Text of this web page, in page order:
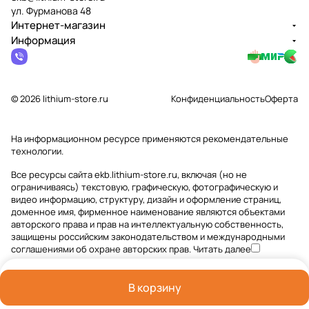
В корзину
ул. Фурманова 48
Интернет-магазин
Информация
© 2026 lithium-store.ru КонфиденциальностьОферта
На информационном ресурсе применяютсярекомендательные
технологии.
Все ресурсы сайта ekb.lithium-store.ru, включая (но не
ограничиваясь) текстовую, графическую, фотографическую и
видео информацию, структуру, дизайн и оформление страниц,
доменное имя, фирменное наименование являются объектами
авторского права и прав на интеллектуальную собственность,
защищены российским законодательством и международными
соглашениями об охране авторских прав.Читать далее